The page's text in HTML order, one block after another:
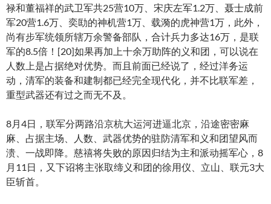
禄和董福祥的武卫军共25营10万、宋庆左军1.2万、聂士成前
军20营1.6万、奕劻的神机营1万、载漪的虎神营1万，此外，
尚有步军统领所辖万余警备部队，合计兵力多达16万，是联
军的8.5倍！[20]如果再加上十余万助阵的义和团，可以说在
人数上是占据绝对优势。而且前面已经说了，经过洋务运
动，清军的装备和建制都已经完全现代化，并不比联军差，
重型武器还有过之而无不及。
8月4日，联军分两路沿京杭大运河进逼北京，沿途密密麻
麻、占据主场、人数、武器优势的驻防清军和义和团望风而
溃、一战即降。慈禧将失败的原因归结为主和派动摇军心，8
月11日，又下诏将主张取缔义和团的徐用仪、立山、联元3大
臣斩首。